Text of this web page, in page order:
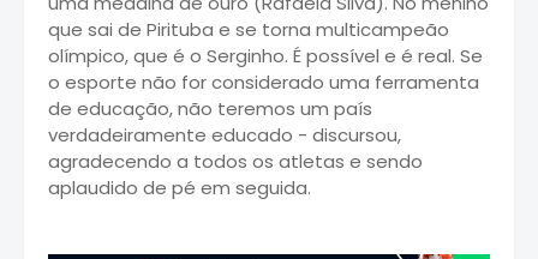
que sai de Pirituba e se torna multicampeão
olímpico, que é o Serginho. É possível e é real. Se
o esporte não for considerado uma ferramenta
de educação, não teremos um país
verdadeiramente educado - discursou,
agradecendo a todos os atletas e sendo
aplaudido de pé em seguida.